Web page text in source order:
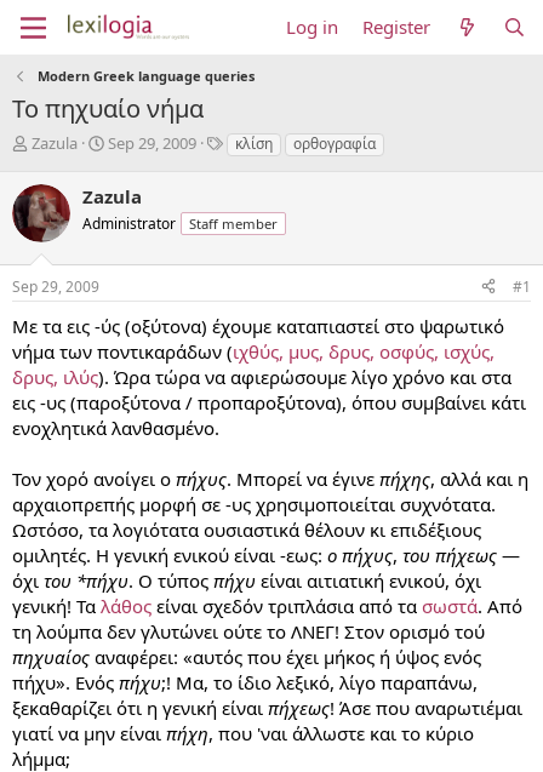
Log in Register
Modern Greek language queries
Το πηχυαίο νήμα
T
r
e
a
s
t
r
t
e
r
Zazula
S
r
t
a
e
Sep 29, 2009
T
s
κλίση ορθογραφία
Zazula
Administrator Staff member
Sep 29, 2009 #1
Με τα εις -ύς (οξύτονα) έχουμε καταπιαστεί στο ψαρωτικό
νήμα των ποντικαράδων (ιχθύς, μυς, δρυς, οσφύς, ισχύς,
δρυς, ιλύς). Ώρα τώρα να αφιερώσουμε λίγο χρόνο και στα
εις -υς (παροξύτονα / προπαροξύτονα), όπου συμβαίνει κάτι
ενοχλητικά λανθασμένο.
Τον χορό ανοίγει ο πήχυς. Μπορεί να έγινε πήχης, αλλά και η
αρχαιοπρεπής μορφή σε -υς χρησιμοποιείται συχνότατα.
Ωστόσο, τα λογιότατα ουσιαστικά θέλουν κι επιδέξιους
ομιλητές. Η γενική ενικού είναι -εως: ο πήχυς, του πήχεως —
όχι του *πήχυ. Ο τύπος πήχυ είναι αιτιατική ενικού, όχι
γενική! Τα λάθος είναι σχεδόν τριπλάσια από τα σωστά. Από
τη λούμπα δεν γλυτώνει ούτε το ΛΝΕΓ! Στον ορισμό τού
πηχυαίος αναφέρει: «αυτός που έχει μήκος ή ύψος ενός
πήχυ». Ενός πήχυ;! Μα, το ίδιο λεξικό, λίγο παραπάνω,
ξεκαθαρίζει ότι η γενική είναι πήχεως! Άσε που αναρωτιέμαι
γιατί να μην είναι πήχη, που 'ναι άλλωστε και το κύριο
λήμμα;